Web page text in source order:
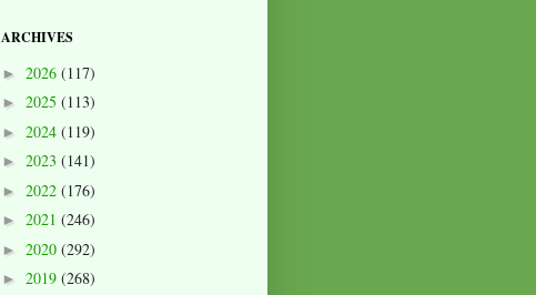
ARCHIVES
► 2026 (117)
► 2025 (113)
► 2024 (119)
► 2023 (141)
► 2022 (176)
► 2021 (246)
► 2020 (292)
► 2019 (268)